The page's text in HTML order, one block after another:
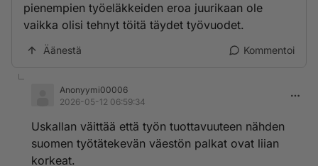
pienempien työeläkkeiden eroa juurikaan ole
vaikka olisi tehnyt töitä täydet työvuodet.
Äänestä Kommentoi
Anonyymi00006
2026-05-12 06:59:34
Uskallan väittää että työn tuottavuuteen nähden
suomen työtätekevän väestön palkat ovat liian
korkeat.